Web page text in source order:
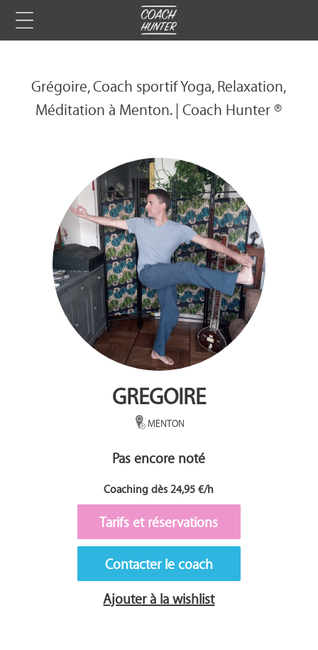
Grégoire, Coach sportif Yoga, Relaxation,
Méditation à Menton. | Coach Hunter ®
GREGOIRE
MENTON
Pas encore noté
Coaching dès 24,95 €/h
Tarifs et réservations
Contacter le coach
Ajouter à la wishlist